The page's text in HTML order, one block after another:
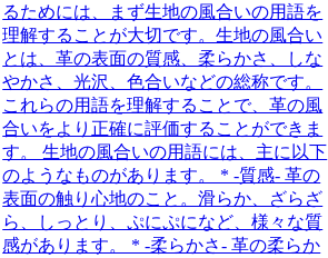
るためには、まず生地の風合いの用語を
理解することが大切です。生地の風合い
とは、革の表面の質感、柔らかさ、しな
やかさ、光沢、色合いなどの総称です。
これらの用語を理解することで、革の風
合いをより正確に評価することができま
す。 生地の風合いの用語には、主に以下
のようなものがあります。 * -質感- 革の
表面の触り心地のこと。滑らか、ざらざ
ら、しっとり、ぷにぷになど、様々な質
感があります。 * -柔らかさ- 革の柔らか